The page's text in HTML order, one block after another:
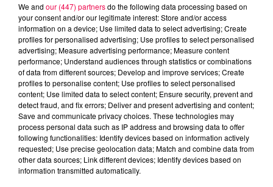
podcasts/2023/04/Le-Grand-Test-13.04-–-Gurvan-
We and our (447) partnersdo the following data processing based on
your consent and/or our legitimate interest: Store and/or access
information on a device; Use limited data to select advertising; Create
profiles for personalised advertising; Use profiles to select personalised
advertising; Measure advertising performance; Measure content
performance; Understand audiences through statistics or combinations
of data from different sources; Develop and improve services; Create
profiles to personalise content; Use profiles to select personalised
content; Use limited data to select content; Ensure security, prevent and
detect fraud, and fix errors; Deliver and present advertising and content;
Save and communicate privacy choices. These technologies may
process personal data such as IP address and browsing data to offer
following functionalities: Identify devices based on information actively
requested; Use precise geolocation data; Match and combine data from
other data sources; Link different devices; Identify devices based on
information transmitted automatically.